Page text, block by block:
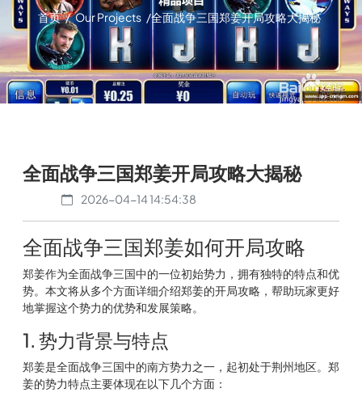
首页 / Our Projects /全面战争三国郑姜开局攻略大揭秘
全面战争三国郑姜开局攻略大揭秘
2026-04-14 14:54:38
全面战争三国郑姜如何开局攻略
郑姜作为全面战争三国中的一位初始势力，拥有独特的特点和优
势。本文将从多个方面详细介绍郑姜的开局攻略，帮助玩家更好
地掌握这个势力的优势和发展策略。
1. 势力背景与特点
郑姜是全面战争三国中的南方势力之一，起初处于荆州地区。郑
姜的势力特点主要体现在以下几个方面：